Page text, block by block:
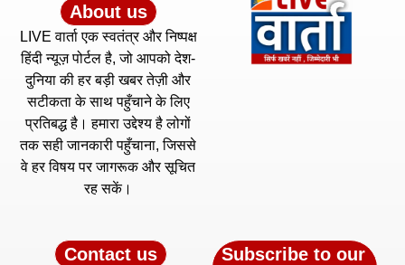
About us
LIVE वार्ता एक स्वतंत्र और निष्पक्ष
हिंदी न्यूज़ पोर्टल है, जो आपको देश-
दुनिया की हर बड़ी खबर तेज़ी और
सटीकता के साथ पहुँचाने के लिए
प्रतिबद्ध है। हमारा उद्देश्य है लोगों
तक सही जानकारी पहुँचाना, जिससे
वे हर विषय पर जागरूक और सूचित
रह सकें।
Contact us
Subscribe to our